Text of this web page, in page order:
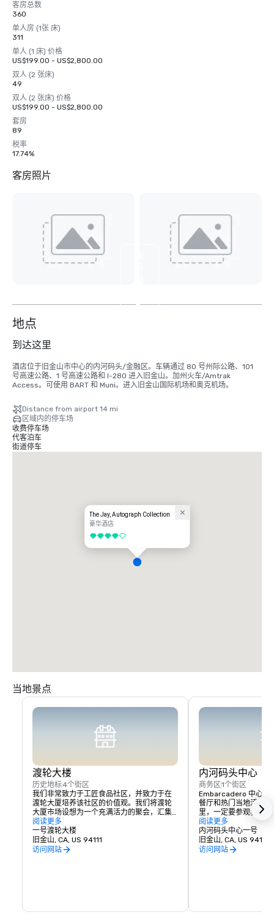
客房总数
360
单人房 (1张 床)
311
单人 (1 床) 价格
US$199.00 - US$2,800.00
双人 (2 张床)
49
双人 (2 张床) 价格
US$199.00 - US$2,800.00
套房
89
税率
17.74%
客房照片
2
地点
到达这里
酒店位于旧金山市中心的内河码头/金融区。车辆通过 80 号州际公路、101
号高速公路、1 号高速公路和 I-280 进入旧金山。加州火车/Amtrak
Access。可使用 BART 和 Muni。进入旧金山国际机场和奥克机场。
Distance from airport 14 mi
区域内的停车场
收费停车场
代客泊车
街道停车
The Jay, Autograph Collection
豪华酒店
4/5
当地景点
渡轮大楼
历史地标4个街区
我们非常致力于工匠食品社区，并致力于在
渡轮大厦培养该社区的价值观。我们将渡轮
大厦市场设想为一个充满活力的聚会，汇集
了当地农民、工匠生产商、独立拥有和经营
的食品企业及其所服务的客户。我们正在创
建一个由志同道合的人组成的社区，该社区
将：
为推广北加州世界一流的食品和葡萄酒产区
阅读更多
一号渡轮大楼
旧金山, CA, US 94111
访问网站
内河码头中心
商务区 1个街区
Embarcadero 中心是
餐厅和热门当地活动
里，一定要参观我们
电影院和许多其他现
性塔楼中，您还可以
服务提供商，为您提
心地带，有这么多东
阅读更多
内河码头中心一号
旧金山, CA, US 94111
访问网站